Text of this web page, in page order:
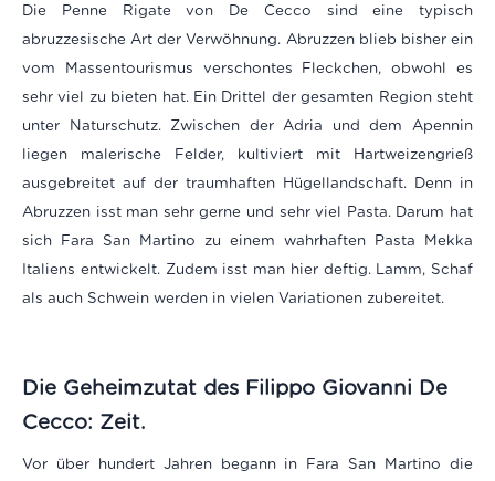
Die Penne Rigate von De Cecco sind eine typisch
abruzzesische Art der Verwöhnung. Abruzzen blieb bisher ein
vom Massentourismus verschontes Fleckchen, obwohl es
sehr viel zu bieten hat. Ein Drittel der gesamten Region steht
unter Naturschutz. Zwischen der Adria und dem Apennin
liegen malerische Felder, kultiviert mit Hartweizengrieß
ausgebreitet auf der traumhaften Hügellandschaft. Denn in
Abruzzen isst man sehr gerne und sehr viel Pasta. Darum hat
sich Fara San Martino zu einem wahrhaften Pasta Mekka
Italiens entwickelt. Zudem isst man hier deftig. Lamm, Schaf
als auch Schwein werden in vielen Variationen zubereitet.
Die Geheimzutat des Filippo Giovanni De
Cecco: Zeit.
Vor über hundert Jahren begann in Fara San Martino die